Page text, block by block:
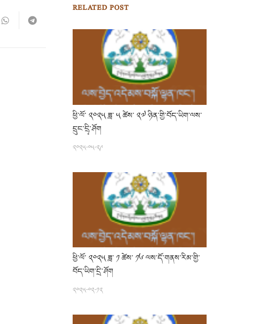
RELATED POST
ཕྱི་ལོ་ ༢༠༢༥ ཟླ་ ༥ ཚེས་ ༢༧ ཉིན་གྱི་བོད་ཡིག་ལས་
དྲུང་དྲྭི་ཤོག
༢༠༢༥-༠༥-༢༩
ཕྱི་ལོ་ ༢༠༢༥ ཟླ་ ༡ ཚེས་ ༡༦ ལས་དོ་གནས་རིམ་གྱི་
བོད་ཡིག་དྲི་ཤོག
༢༠༢༥-༠༢-༡༢